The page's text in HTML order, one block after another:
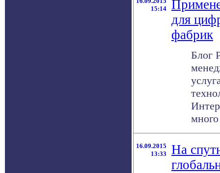
15:14
для
фабрик
Блог
16.09.2015
13:33
На